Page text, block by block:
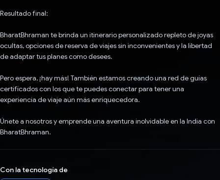
Resultado final:
BharatBhraman te brinda un itinerario personalizado repleto de joyas
ocultas, opciones de reserva de viajes sin inconvenientes y la libertad
de adaptar tus planes como desees.
Pero espera, ¡hay más! También estamos creando una red de guías
certificados con los que te puedes conectar para tener una
experiencia de viaje aún más enriquecedora.
Únete a nosotros y emprende una aventura inolvidable en la India con
BharatBhraman.
Con la tecnología de